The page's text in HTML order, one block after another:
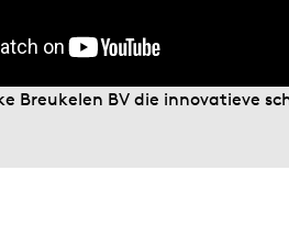
Breukelen BV die innovatieve